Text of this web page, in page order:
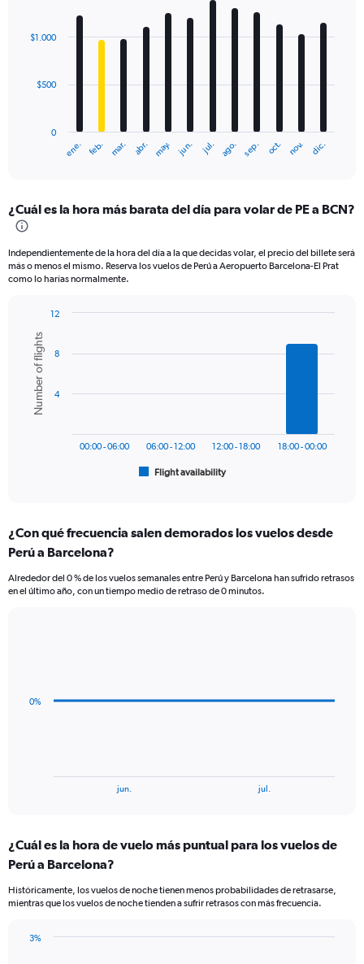
with
12
The
Range:
12
The
chart
axis
displaying
values.
Range:
ene. feb. mar. abr. may. jun. jul. ago. sep. oct. nov. dic.
0
$500
$1.000
¿Cuál es la hora más barata del día para volar de PE a BCN?
Independientemente de la hora del día a la que decidas volar, el precio del billete será
más o menos el mismo. Reserva los vuelos de Perú a Aeropuerto Barcelona-El Prat
como lo harías normalmente.
chart
with
bars.
The
Range:
6
The
chart
of
Chart
graphic.
Number of flights
Flight availability
00:00 - 06:00 06:00 - 12:00 12:00 - 18:00 18:00 - 00:00
4
8
12
¿Con qué frecuencia salen demorados los vuelos desde
Perú a Barcelona?
Alrededor del 0 % de los vuelos semanales entre Perú y Barcelona han sufrido retrasos
en el último año, con un tiempo medio de retraso de 0 minutos.
points.
categories.
Range:
categories.
The
has
jun. jul.
0%
¿Cuál es la hora de vuelo más puntual para los vuelos de
Perú a Barcelona?
Históricamente, los vuelos de noche tienen menos probabilidades de retrasarse,
mientras que los vuelos de noche tienden a sufrir retrasos con más frecuencia.
3%